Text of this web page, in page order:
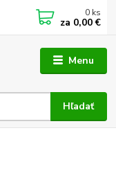
Menu
Hľadať
0 ks
za 0,00 €